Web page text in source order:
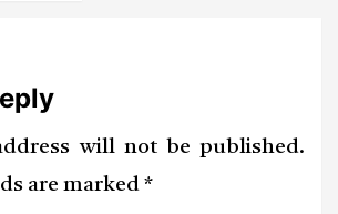
will not be published.
are marked *